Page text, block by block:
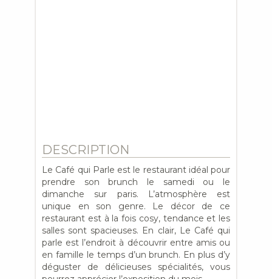
DESCRIPTION
Le Café qui Parle est le restaurant idéal pour
prendre son brunch le samedi ou le
dimanche sur paris. L’atmosphère est
unique en son genre. Le décor de ce
restaurant est à la fois cosy, tendance et les
salles sont spacieuses. En clair, Le Café qui
parle est l’endroit à découvrir entre amis ou
en famille le temps d’un brunch. En plus d’y
déguster de délicieuses spécialités, vous